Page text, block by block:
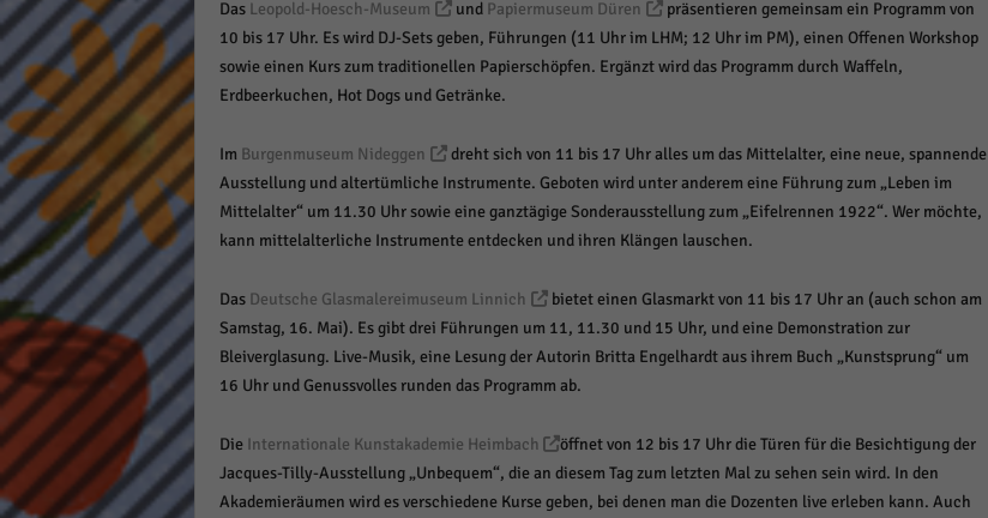
Das Leopold-Hoesch-Museum und Papiermuseum Düren
präsentieren gemeinsam ein Programm von
10 bis 17 Uhr. Es wird DJ-Sets geben, Führungen (11 Uhr im LHM; 12 Uhr im PM), einen Offenen Workshop
sowie einen Kurs zum traditionellen Papierschöpfen. Ergänzt wird das Programm durch Waffeln,
Erdbeerkuchen, Hot Dogs und Getränke.
Im Burgenmuseum Nideggen
dreht sich von 11 bis 17 Uhr alles um das Mittelalter, eine neue, spannende
Ausstellung und altertümliche Instrumente. Geboten wird unter anderem eine Führung zum „Leben im
Mittelalter“ um 11.30 Uhr sowie eine ganztägige Sonderausstellung zum „Eifelrennen 1922“. Wer möchte,
kann mittelalterliche Instrumente entdecken und ihren Klängen lauschen.
Das Deutsche Glasmalereimuseum Linnich
bietet einen Glasmarkt von 11 bis 17 Uhr an (auch schon am
Samstag, 16. Mai). Es gibt drei Führungen um 11, 11.30 und 15 Uhr, und eine Demonstration zur
Bleiverglasung. Live-Musik, eine Lesung der Autorin Britta Engelhardt aus ihrem Buch „Kunstsprung“ um
16 Uhr und Genussvolles runden das Programm ab.
Die Internationale Kunstakademie Heimbach
öffnet von 12 bis 17 Uhr die Türen für die Besichtigung der
Jacques-Tilly-Ausstellung „Unbequem“, die an diesem Tag zum letzten Mal zu sehen sein wird. In den
Akademieräumen wird es verschiedene Kurse geben, bei denen man die Dozenten live erleben kann. Auch